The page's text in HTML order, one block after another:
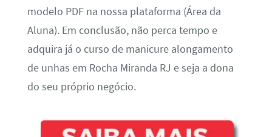
modelo PDF na nossa plataforma (Área da
Aluna). Em conclusão, não perca tempo e
adquira já o curso de manicure alongamento
de unhas em Rocha Miranda RJ e seja a dona
do seu próprio negócio.